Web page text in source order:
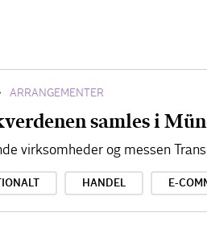
ARRANGEMENTER
samles i
virksomheder og messen
HANDEL E-